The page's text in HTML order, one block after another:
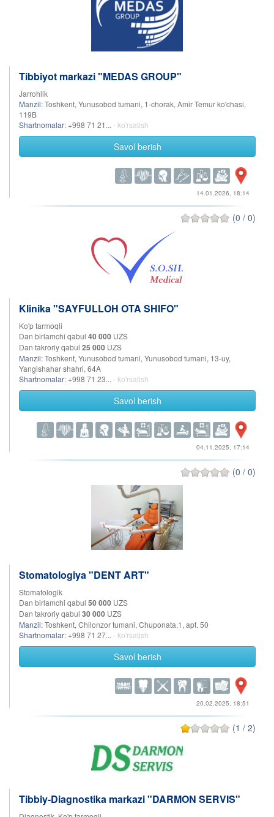
Tibbiyot markazi "MEDAS GROUP"
Jarrohlik
Manzil:Toshkent, Yunusobod tumani, 1-chorak, Amir Temur ko'chasi,
119B
Shartnomalar: +998 71 21... - ko'rsatish
Savol berish
14.01.2026, 18:14
(0 / 0)
Klinika "SAYFULLOH OTA SHIFO"
Ko'p tarmoqli
Dan birlamchi qabul 40 000 UZS
Dan takroriy qabul 25 000 UZS
Manzil:Toshkent, Yunusobod tumani, Yunusobod tumani, 13-uy,
Yangishahar shahri, 64A
Shartnomalar: +998 71 23... - ko'rsatish
Savol berish
04.11.2025, 17:14
(0 / 0)
Stomatologiya "DENT ART"
Stomatologik
Dan birlamchi qabul 50 000 UZS
Dan takroriy qabul 30 000 UZS
Manzil:Toshkent, Chilonzor tumani, Chuponata,1, apt. 50
Shartnomalar: +998 71 27... - ko'rsatish
Savol berish
20.02.2025, 18:51
(1 / 2)
Tibbiy-Diagnostika markazi "DARMON SERVIS"